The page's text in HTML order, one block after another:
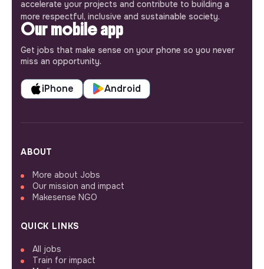
accelerate your projects and contribute to building a
more respectful, inclusive and sustainable society.
Our mobile app
Get jobs that make sense on your phone so you never
miss an opportunity.
iPhone Android
ABOUT
More about Jobs
Our mission and impact
Makesense NGO
QUICK LINKS
All jobs
Train for impact